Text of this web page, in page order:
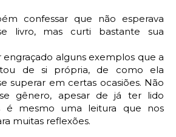
confessar que não esperava
livro, mas curti bastante sua
engraçado alguns exemplos que a
de si própria, de como ela
superar em certas ocasiões. Não
gênero, apesar de já ter lido
é mesmo uma leitura que nos
muitas reflexões.